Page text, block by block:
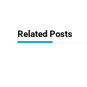
Related Posts